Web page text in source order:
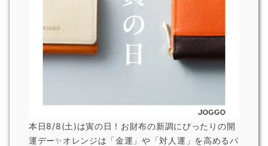
カテゴリから選ぶ
本日8/8(土)は寅の日！お財布の新調にぴったりの開
運デー✨オレンジは「金運」や「対人運」を高めるパ